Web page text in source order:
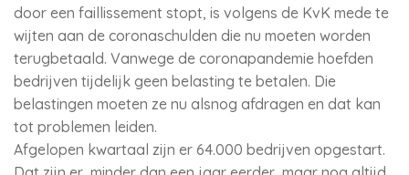
door een faillissement stopt, is volgens de KvK mede te
wijten aan de coronaschulden die nu moeten worden
terugbetaald. Vanwege de coronapandemie hoefden
bedrijven tijdelijk geen belasting te betalen. Die
belastingen moeten ze nu alsnog afdragen en dat kan
tot problemen leiden.
Afgelopen kwartaal zijn er 64.000 bedrijven opgestart.